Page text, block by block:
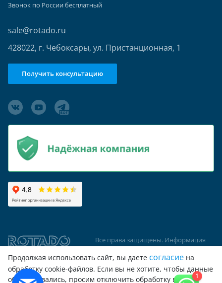
Звонок по России бесплатный
sale@rotado.ru
428022, г. Чебоксары, ул. Пристанционная, 1
Получить консультацию
Все права защищены. Информация
авторских правах
Продолжая использовать сайт, вы даете согласие на
обработку cookie-файлов. Если вы не хотите, чтобы данные
обрабатывались, просим отключить обработку в
1